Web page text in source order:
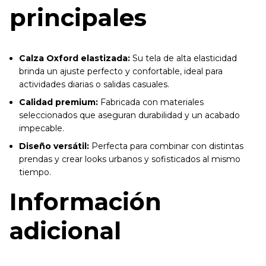
principales
Calza Oxford elastizada: Su tela de alta elasticidad
brinda un ajuste perfecto y confortable, ideal para
actividades diarias o salidas casuales.
Calidad premium: Fabricada con materiales
seleccionados que aseguran durabilidad y un acabado
impecable.
Diseño versátil: Perfecta para combinar con distintas
prendas y crear looks urbanos y sofisticados al mismo
tiempo.
Información
adicional